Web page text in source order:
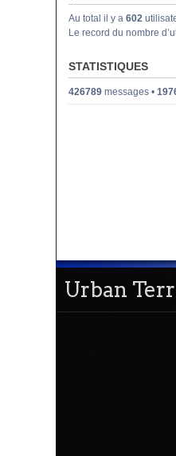
Au total il y a 602
Le record du nombre
STATISTIQUES
426789 messages •
Urban